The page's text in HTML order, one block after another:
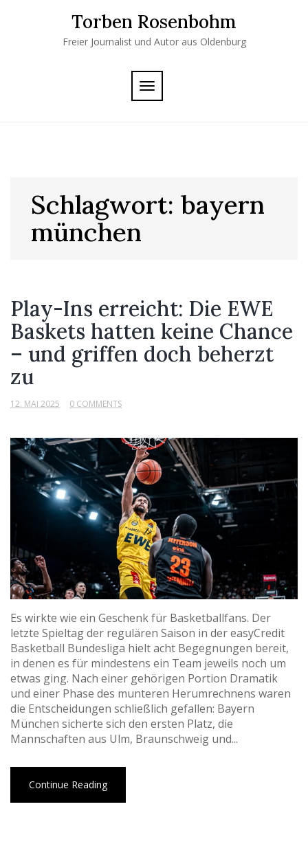
Torben Rosenbohm
Freier Journalist und Autor aus Oldenburg
TOGGLE
NAVIGATION
Schlagwort: bayern
münchen
Play-Ins erreicht: Die EWE
Baskets hatten keine Chance
– und griffen doch beherzt
zu
12. MAI 2025 0 COMMENTS
Es wirkte wie ein Geschenk für Basketballfans. Der
letzte Spieltag der regulären Saison in der easyCredit
Basketball Bundesliga hielt acht Begegnungen bereit,
in denen es für mindestens ein Team jeweils noch um
etwas ging. Nach einer gehörigen Portion Dramatik
und einer Phase des munteren Herumrechnens waren
die Entscheidungen schließlich gefallen: Bayern
München sicherte sich den ersten Platz, die
Mannschaften aus Ulm, Braunschweig und...
Continue Reading